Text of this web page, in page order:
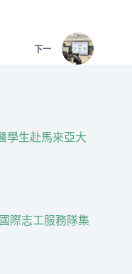
下一
學生赴馬來亞大
際志工服務隊集